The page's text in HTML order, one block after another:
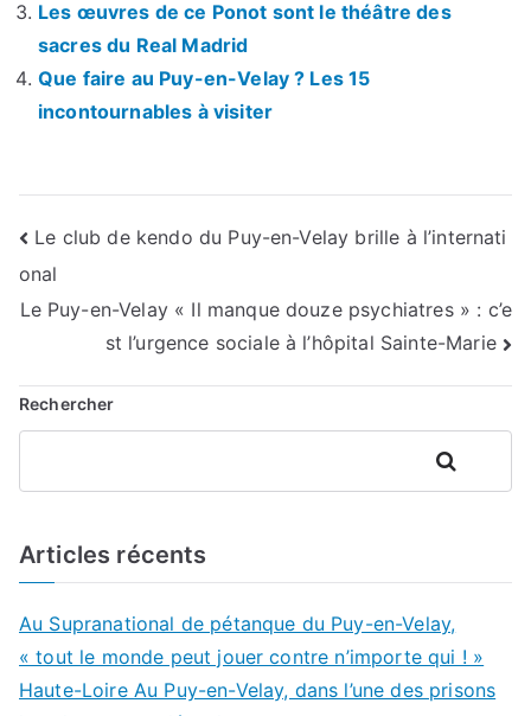
Les œuvres de ce Ponot sont le théâtre des
sacres du Real Madrid
Que faire au Puy-en-Velay ? Les 15
incontournables à visiter
Navigation
de
l’article
Le club de kendo du Puy-en-Velay brille à l’internati
onal
Le Puy-en-Velay « Il manque douze psychiatres » : c’e
st l’urgence sociale à l’hôpital Sainte-Marie
Rechercher
Rechercher
Articles récents
Au Supranational de pétanque du Puy-en-Velay,
« tout le monde peut jouer contre n’importe qui ! »
Haute-Loire Au Puy-en-Velay, dans l’une des prisons